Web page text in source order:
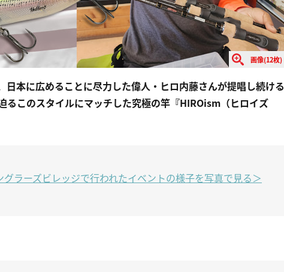
画像(12枚)
日本に広めることに尽力した偉人・ヒロ内藤さんが提唱し続ける
るこのスタイルにマッチした究極の竿『HIROism（ヒロイズ
ラーズビレッジで行われたイベントの様子を写真で見る＞